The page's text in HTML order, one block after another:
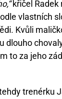
křičel Radek
vlastních
Kvůli
dlouho
to za jeho
trenérku